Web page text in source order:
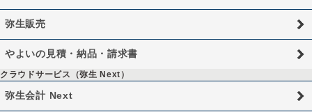
弥生販売
やよいの見積・納品・請求書
クラウドサービス（弥生 Next）
弥生会計 Next